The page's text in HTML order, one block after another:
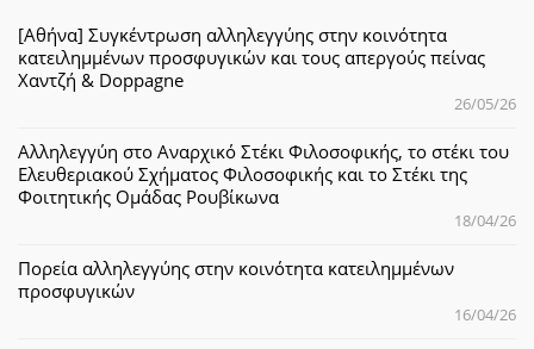
[Αθήνα] Συγκέντρωση αλληλεγγύης στην κοινότητα
κατειλημμένων προσφυγικών και τους απεργούς πείνας
Χαντζή & Doppagne
26/05/26
Αλληλεγγύη στο Αναρχικό Στέκι Φιλοσοφικής, το στέκι του
Ελευθεριακού Σχήματος Φιλοσοφικής και το Στέκι της
Φοιτητικής Ομάδας Ρουβίκωνα
18/04/26
Πορεία αλληλεγγύης στην κοινότητα κατειλημμένων
προσφυγικών
16/04/26